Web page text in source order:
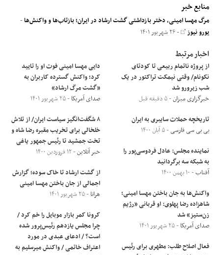
منابع خبر
مرگ مهسا امینی، دختر بازداشتی گشت ارشاد در ایران؛ بازتاب‌ها و واکنش‌ها-
یورو نیوز - ۲۶ شهریور ۱۴۰۱
اخبار مرتبط
از پروژه ناتمام ربیعی تا کودتای
نکونام/ وقتی نیمکت تراکتور در یک
شب زیرورو شد
خبرگزاری میزان- ۵ دقیقه قبل
تاریخچه حملات سایبری به ایران
بی بی سی فارسی- ۵ آبان ۱۴۰۰
نماینده مجلس: عادل فردوسی‌پور را
به شبکه سه برگردانید
آفتاب- ۱۰ بهمن ۱۴۰۰
واکنش‌ها به جان باختن مهسا امینی؛
شاهزاده رضا پهلوی: او قربانی «رژیم
زن‌ستیز» شد
صدای آمریکا - ۲۵ شهریور ۱۴۰۱
فعال اصلاح طلب: مطهری برای رئیس
دایی مهسا امینی فوت او را تایید
کرد؛ واکنش گسترده کاربران به
«گشت مرگ ارشاد»
صدای آمریکا - ۲۵ شهریور ۱۴۰۱
۸ شگفت‌انگیز سیاست ایران/ از تلاش
خلخالی برای تخریب مقبره رضا شاه و
تخت جمشید تا رئیس جمهور یاغی
خبر آنلاین- ۱۲ فروردین ۱۴۰۰
از گشت ارشاد تا خاک سوده؛ گزارش
اجمالی از جان باختن مهسا امینی
هرانا - ۲۵ شهریور ۱۴۰۱
کرونا کمر بازار موبایل را خم کرد /
چرا مجلس یازدهم رئیس‌پرور شده
است؟ / ادعای عبدی در مورد
اعتراف خاتمی / واکنش میرسلیم به